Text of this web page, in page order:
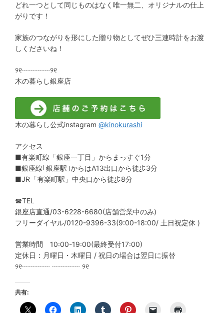
どれ一つとして同じものはなく唯一無二、オリジナルの仕上
がりです！
家族のつながりを形にした贈り物としてぜひ三連時計をお渡
しくださいね！
୨୧┈┈┈┈୨୧
木の暮らし銀座店
木の暮らし公式instagram @kinokurashi
アクセス
■有楽町線「銀座一丁目」からまっすぐ1分
■銀座線｢銀座駅｣からはA13出口から徒歩3分
■JR「有楽町駅」中央口から徒歩8分
☎︎TEL
銀座店直通/03-6228-6680(店舗営業中のみ)
フリーダイヤル/0120-9396-33(9:00-18:00/ 土日祝定休 )
営業時間 10:00-19:00(最終受付17:00)
定休日：月曜日・木曜日 / 祝日の場合は翌日に振替
୨୧┈┈┈┈ ┈┈┈┈ ୨୧
共有: